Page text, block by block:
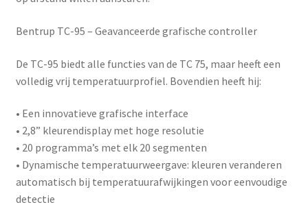
Bentrup TC-95 – Geavanceerde grafische controller
De TC-95 biedt alle functies van de TC 75, maar heeft een
volledig vrij temperatuurprofiel. Bovendien heeft hij:
• Een innovatieve grafische interface
• 2,8” kleurendisplay met hoge resolutie
• 20 programma’s met elk 20 segmenten
• Dynamische temperatuurweergave: kleuren veranderen
automatisch bij temperatuurafwijkingen voor eenvoudige
detectie